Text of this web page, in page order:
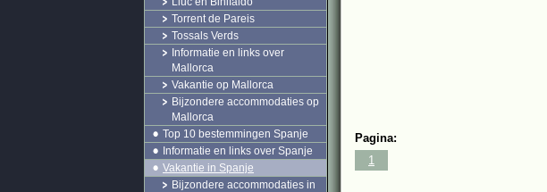
Pagina:
1
Torrent de Pareis
Tossals Verds
Informatie en links over
Mallorca
Vakantie op Mallorca
Bijzondere accommodaties op
Mallorca
Top 10 bestemmingen Spanje
Informatie en links over Spanje
Vakantie in Spanje
Bijzondere accommodaties in